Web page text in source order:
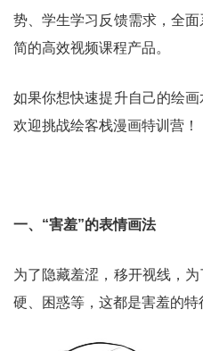
势、学生学习反馈需求，全
简的高效视频课程产品。
如果你想快速提升自己的绘
欢迎挑战绘客栈漫画特训营！
一、“害羞”的表情画法
为了隐藏羞涩，移开视线，
硬、困惑等，这都是害羞的特